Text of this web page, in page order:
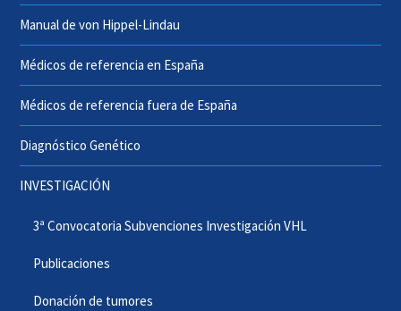
Manual de von Hippel-Lindau
Médicos de referencia en España
Médicos de referencia fuera de España
Diagnóstico Genético
INVESTIGACIÓN
3ª Convocatoria Subvenciones Investigación VHL
Publicaciones
Donación de tumores